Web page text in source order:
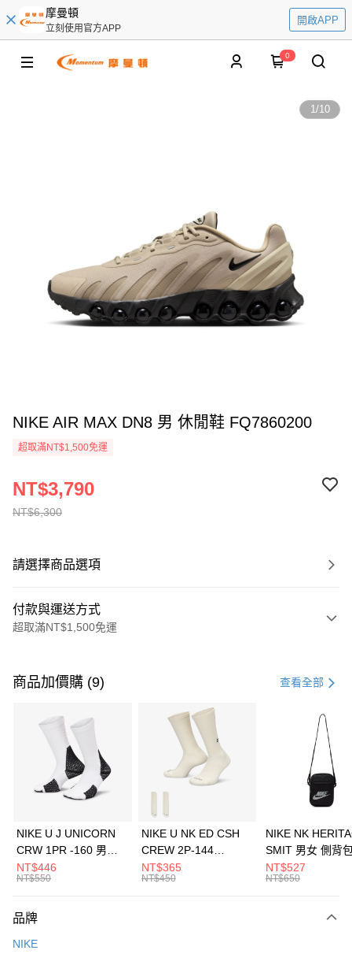
摩曼頓
立刻使用官方APP
開啟APP
0
1/10
NIKE AIR MAX DN8 男 休閒鞋 FQ7860200
超取滿NT$1,500免運
NT$6,300
NT$3,790
請選擇商品選項
付款與運送方式
超取滿NT$1,500免運
信用卡一次付款
3 期 0 利率 每期 21家銀行
合作金庫商業銀行
第一商業銀行
華南商業銀行
彰化商業銀行
上海商業儲蓄銀行
元大商業銀行
台灣樂天信用卡公司
Apple Pay
全盈+PAY
AFTEE先享後付
【關於「AFTEE先享後付」】
便利好安心！
運送方式
商品加價購 (9) 查看全部
NIKE U J UNICORN
CRW 1PR -160 男女
中統襪 FZ3393100
NT$446
NT$550
NIKE U NK ED CSH
CREW 2P-144
EMBRDY 男女 短統襪
FZ3073133
NT$365
NT$450
NIKE NK
SMIT 男女 側背
BA5871010
NT$527
NT$650
品牌
NIKE